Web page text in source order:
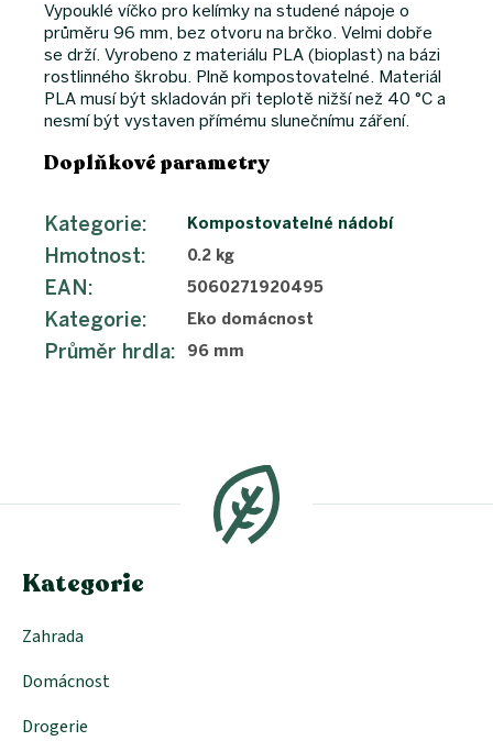
Vypouklé víčko pro kelímky na studené nápoje o
průměru 96 mm, bez otvoru na brčko. Velmi dobře
se drží. Vyrobeno z materiálu PLA (bioplast) na bázi
rostlinného škrobu. Plně kompostovatelné. Materiál
PLA musí být skladován při teplotě nižší než 40 °C a
nesmí být vystaven přímému slunečnímu záření.
Doplňkové parametry
Kategorie: Kompostovatelné nádobí
Hmotnost: 0.2 kg
EAN: 5060271920495
Kategorie: Eko domácnost
Průměr hrdla: 96 mm
a
Kategorie
Zahrada
Domácnost
Drogerie